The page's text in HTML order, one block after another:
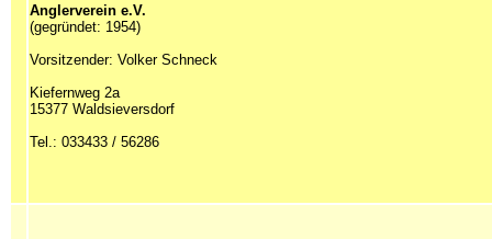
Anglerverein e.V.
(gegründet: 1954)
Vorsitzender: Volker Schneck
Kiefernweg 2a
15377 Waldsieversdorf
Tel.: 033433 / 56286